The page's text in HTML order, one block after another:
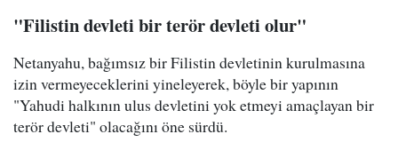
"Filistin devleti bir terör devleti olur"
Netanyahu, bağımsız bir Filistin devletinin kurulmasına
izin vermeyeceklerini yineleyerek, böyle bir yapının
"Yahudi halkının ulus devletini yok etmeyi amaçlayan bir
terör devleti" olacağını öne sürdü.